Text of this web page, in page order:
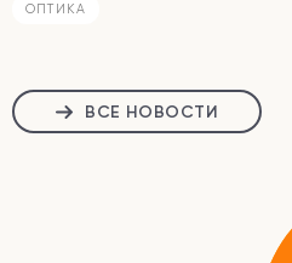
ОПТИКА
ВСЕ НОВОСТИ